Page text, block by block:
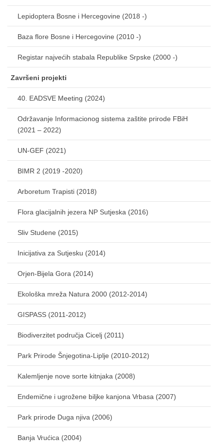
Lepidoptera Bosne i Hercegovine (2018 -)
Baza flore Bosne i Hercegovine (2010 -)
Registar najvećih stabala Republike Srpske (2000 -)
Završeni projekti
40. EADSVE Meeting (2024)
Održavanje Informacionog sistema zaštite prirode FBiH
(2021 – 2022)
UN-GEF (2021)
BIMR 2 (2019 -2020)
Arboretum Trapisti (2018)
Flora glacijalnih jezera NP Sutjeska (2016)
Sliv Studene (2015)
Inicijativa za Sutjesku (2014)
Orjen-Bijela Gora (2014)
Ekološka mreža Natura 2000 (2012-2014)
GISPASS (2011-2012)
Biodiverzitet područja Cicelj (2011)
Park Prirode Šnjegotina-Liplje (2010-2012)
Kalemljenje nove sorte kitnjaka (2008)
Endemične i ugrožene biljke kanjona Vrbasa (2007)
Park prirode Duga njiva (2006)
Banja Vrućica (2004)